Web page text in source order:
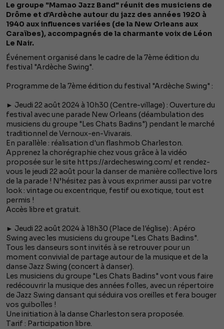
Le groupe "Mamao Jazz Band" réunit des musiciens de
Drôme et d’Ardèche autour du jazz des années 1920 à
1940 aux influences variées (de la New Orleans aux
Caraïbes), accompagnés de la charmante voix de Léon
Le Nair.
Événement organisé dans le cadre de la 7ème édition du
festival "Ardèche Swing".
Programme de la 7ème édition du festival "Ardèche Swing" :
► Jeudi 22 août 2024 à 10h30 (Centre-village) : Ouverture du
festival avec une parade New Orleans (déambulation des
musiciens du groupe "Les Chats Badins") pendant le marché
traditionnel de Vernoux-en-Vivarais.
En parallèle : réalisation d'un flashmob Charleston.
Apprenez la chorégraphie chez vous grâce à la vidéo
proposée sur le site https://ardecheswing.com/ et rendez-
vous le jeudi 22 août pour la danser de manière collective lors
de la parade ! N’hésitez pas à vous exprimer aussi par votre
look : vintage ou excentrique, festif ou exotique, tout est
permis !
Accès libre et gratuit.
► Jeudi 22 août 2024 à 18h30 (Place de l'église) : Apéro
Swing avec les musiciens du groupe "Les Chats Badins".
Tous les danseurs sont invités à se retrouver pour un
moment convivial de partage autour de la musique et de la
danse Jazz Swing (concert à danser).
Les musiciens du groupe "Les Chats Badins" vont vous faire
redécouvrir la musique des années folles, avec un répertoire
de Jazz Swing dansant qui séduira vos oreilles et fera bouger
vos guibolles !
Une initiation à la danse Charleston sera proposée.
Tarif : Participation libre.